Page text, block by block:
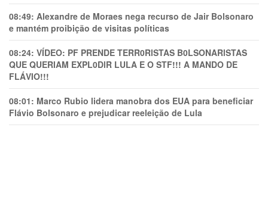
08:49: Alexandre de Moraes nega recurso de Jair Bolsonaro
e mantém proibição de visitas políticas
08:24: VÍDEO: PF PRENDE TERR0RlSTAS B0LSONARlSTAS
QUE QUERIAM EXPL0DlR LULA E O STF!!! A MANDO DE
FLÁVIO!!!
08:01: Marco Rubio lidera manobra dos EUA para beneficiar
Flávio Bolsonaro e prejudicar reeleição de Lula